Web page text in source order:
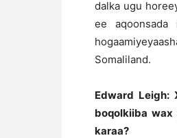
dalka ugu
ee aqoonsada
Somaliland.
Edward Leigh:
boqolkiiba
karaa?